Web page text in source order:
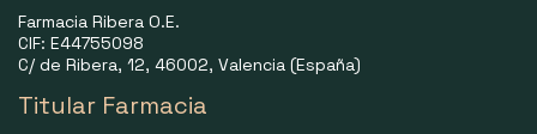
Farmacia Ribera O.E.
CIF: E44755098
C/ de Ribera, 12, 46002, Valencia (España)
Titular Farmacia